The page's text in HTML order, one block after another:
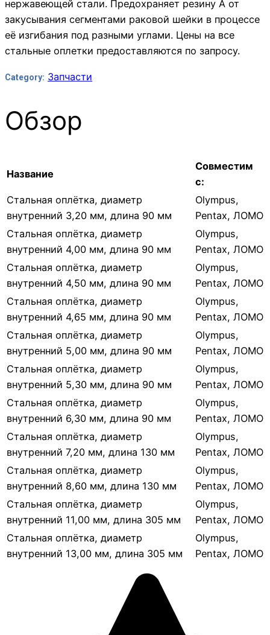
нержавеющей стали. Предохраняет резину А от
закусывания сегментами раковой шейки в процессе
её изгибания под разными углами. Цены на все
стальные оплетки предоставляются по запросу.
Category: Запчасти
Обзор
Название
Cовместим
с:
Стальная оплётка, диаметр
внутренний 3,20 мм, длина 90 мм
Olympus,
Pentax, ЛОМО
Стальная оплётка, диаметр
внутренний 4,00 мм, длина 90 мм
Olympus,
Pentax, ЛОМО
Стальная оплётка, диаметр
внутренний 4,50 мм, длина 90 мм
Olympus,
Pentax, ЛОМО
Стальная оплётка, диаметр
внутренний 4,65 мм, длина 90 мм
Olympus,
Pentax, ЛОМО
Стальная оплётка, диаметр
внутренний 5,00 мм, длина 90 мм
Olympus,
Pentax, ЛОМО
Стальная оплётка, диаметр
внутренний 5,30 мм, длина 90 мм
Olympus,
Pentax, ЛОМО
Стальная оплётка, диаметр
внутренний 6,30 мм, длина 90 мм
Olympus,
Pentax, ЛОМО
Стальная оплётка, диаметр
внутренний 7,20 мм, длина 130 мм
Olympus,
Pentax, ЛОМО
Стальная оплётка, диаметр
внутренний 8,60 мм, длина 130 мм
Olympus,
Pentax, ЛОМО
Стальная оплётка, диаметр
внутренний 11,00 мм, длина 305 мм
Olympus,
Pentax, ЛОМО
Стальная оплётка, диаметр
внутренний 13,00 мм, длина 305 мм
Olympus,
Pentax, ЛОМО